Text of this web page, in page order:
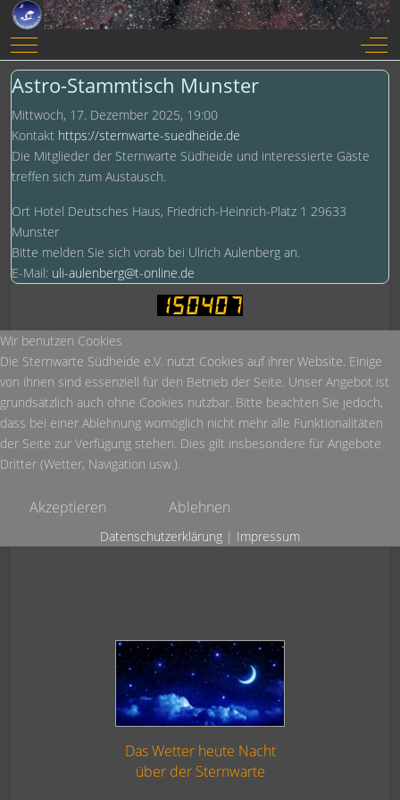
Mobile Menu Toggle Off-
Astro-Stammtisch Munster
Mittwoch, 17. Dezember 2025, 19:00
Kontakt https://sternwarte-suedheide.de
Die Mitglieder der Sternwarte Südheide und interessierte Gäste
treffen sich zum Austausch.
Ort Hotel Deutsches Haus, Friedrich-Heinrich-Platz 1 29633
Munster
Bitte melden Sie sich vorab bei Ulrich Aulenberg an.
E-Mail: uli-aulenberg@t-online.de
Heute:
19
Diese Woche:
1.027
Dieser Monat:
1.195
Das Wetter heute Nacht
über der Sternwarte
Wir benutzen Cookies
Die Sternwarte Südheide e.V. nutzt Cookies auf ihrer Website. Einige
von ihnen sind essenziell für den Betrieb der Seite. Unser Angebot ist
grundsätzlich auch ohne Cookies nutzbar. Bitte beachten Sie jedoch,
dass bei einer Ablehnung womöglich nicht mehr alle Funktionalitäten
der Seite zur Verfügung stehen. Dies gilt insbesondere für Angebote
Dritter (Wetter, Navigation usw.).
Akzeptieren Ablehnen
Datenschutzerklärung | Impressum